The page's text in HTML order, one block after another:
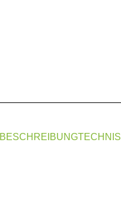
BESCHREIBUNG